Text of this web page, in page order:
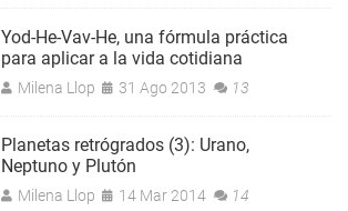
Yod-He-Vav-He, una fórmula práctica
para aplicar a la vida cotidiana
Milena Llop 31 Ago 2013 13
Planetas retrógrados (3): Urano,
Neptuno y Plutón
Milena Llop 14 Mar 2014 14